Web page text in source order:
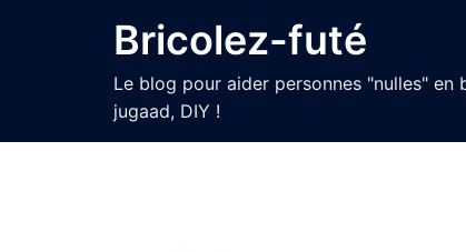
Bricolez-futé
Le blog pour aider personnes "nulles" en
jugaad, DIY !